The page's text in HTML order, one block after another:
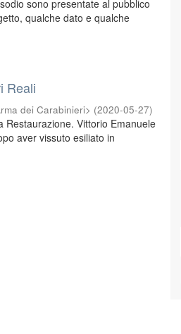
sono presentate al pubblico
qualche dato e qualche
Reali
dei Carabinieri> (2020-05-27)
Restaurazione. Vittorio Emanuele
aver vissuto esiliato in